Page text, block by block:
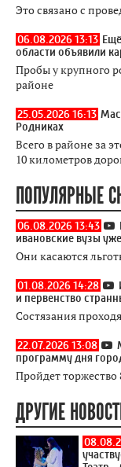
Это связано с
06.08.2026 13:13
области объявили
Пробы у крупного
районе
25.05.2026 16:13
Родниках
Всего в районе за
10 километров
ПОПУЛЯРНЫЕ
06.08.2026 13:43
ивановские вузы
Они касаются
01.08.2026 14:28
и первенство
Состязания
22.07.2026 13:08
программу дня
Пройдет торжество
ДРУГИЕ